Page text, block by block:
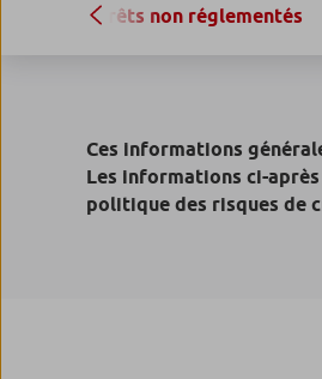
Prêts non réglementés
Ces informations
Les informations ci-
politique des risques de